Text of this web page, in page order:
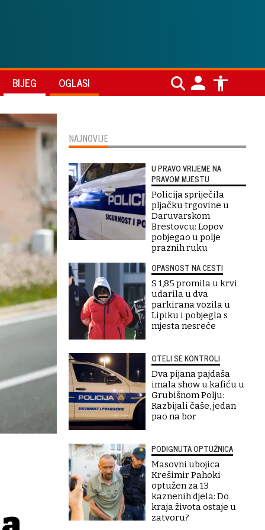
BIJEG OGLASI
NAJNOVIJE
U PRAVO VRIJEME NA
PRAVOM MJESTU
Policija spriječila
pljačku trgovine u
Daruvarskom
Brestovcu: Lopov
pobjegao u polje
praznih ruku
OPASNOST NA CESTI
S 1,85 promila u krvi
udarila u dva
parkirana vozila u
Lipiku i pobjegla s
mjesta nesreće
OTELI SE KONTROLI
Dva pijana pajdaša
imala show u kafiću u
Grubišnom Polju:
Razbijali čaše, jedan
pao na bor
PODIGNUTA OPTUŽNICA
Masovni ubojica
Krešimir Pahoki
optužen za 13
kaznenih djela: Do
kraja života ostaje u
zatvoru?